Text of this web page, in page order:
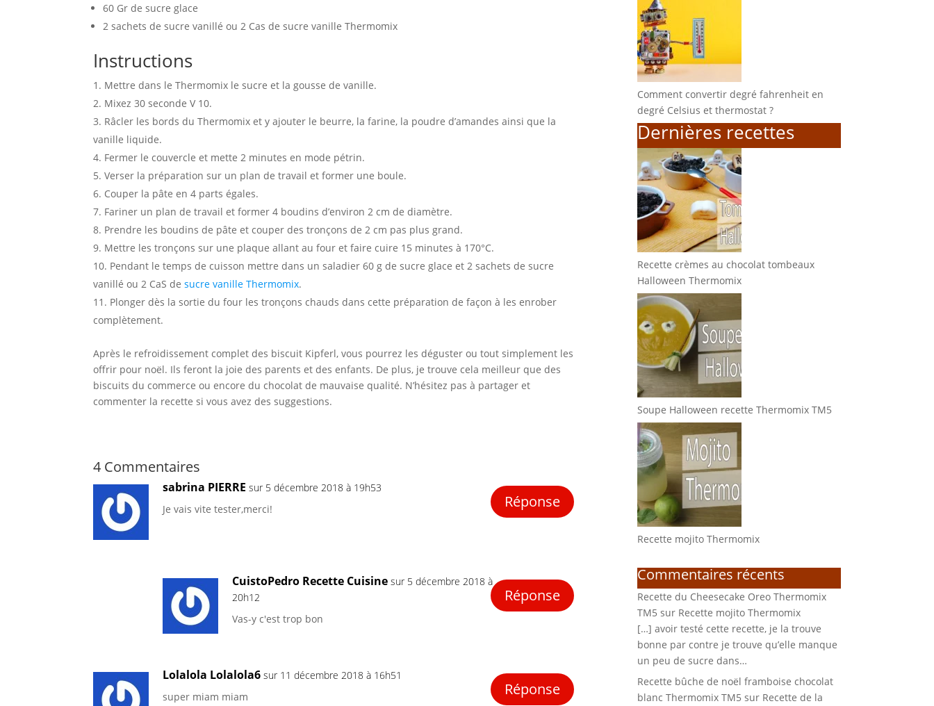
60 Gr de sucre glace
2 sachets de sucre vanillé ou 2 Cas de sucre vanille Thermomix
Instructions
Mettre dans le Thermomix le sucre et la gousse de vanille.
Mixez 30 seconde V 10.
Râcler les bords du Thermomix et y ajouter le beurre, la farine, la poudre d’amandes ainsi que la
vanille liquide.
Fermer le couvercle et mette 2 minutes en mode pétrin.
Verser la préparation sur un plan de travail et former une boule.
Couper la pâte en 4 parts égales.
Fariner un plan de travail et former 4 boudins d’environ 2 cm de diamètre.
Prendre les boudins de pâte et couper des tronçons de 2 cm pas plus grand.
Mettre les tronçons sur une plaque allant au four et faire cuire 15 minutes à 170°C.
Pendant le temps de cuisson mettre dans un saladier 60 g de sucre glace et 2 sachets de sucre
vanillé ou 2 CaS desucre vanille Thermomix.
Plonger dès la sortie du four les tronçons chauds dans cette préparation de façon à les enrober
complètement.
Après le refroidissement complet des biscuit Kipferl, vous pourrez les déguster ou tout simplement les
offrir pour noël. Ils feront la joie des parents et des enfants. De plus, je trouve cela meilleur que des
biscuits du commerce ou encore du chocolat de mauvaise qualité. N’hésitez pas à partager et
commenter la recette si vous avez des suggestions.
4 Commentaires
sabrina PIERRE sur 5 décembre 2018 à 19h53
Je vais vite tester,merci!
Réponse
CuistoPedro Recette Cuisine sur 5 décembre 2018 à
20h12
Vas-y c'est trop bon
Réponse
Lolalola Lolalola6 sur 11 décembre 2018 à 16h51
super miam miam
Réponse
Comment convertir degré fahrenheit en
degré Celsius et thermostat ?
Dernières recettes
Recette crèmes au chocolat tombeaux
Halloween Thermomix
Soupe Halloween recette Thermomix TM5
Recette mojito Thermomix
Commentaires récents
Recette du Cheesecake Oreo Thermomix
TM5 sur Recette mojito Thermomix
[…] avoir testé cette recette, je la trouve
bonne par contre je trouve qu’elle manque
un peu de sucre dans…
Recette bûche de noël framboise chocolat
blanc Thermomix TM5 sur Recette de la